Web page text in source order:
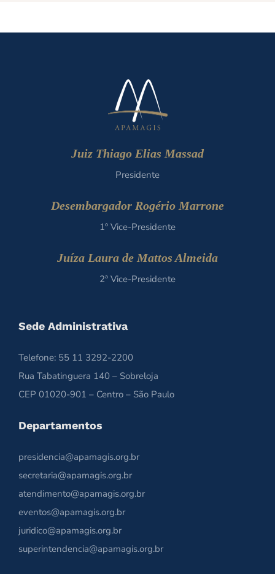
Juiz Thiago Elias Massad
Presidente
Desembargador Rogério Marrone
1º Vice-Presidente
Juíza Laura de Mattos Almeida
2ª Vice-Presidente
Sede Administrativa
Telefone: 55 11 3292-2200
Rua Tabatinguera 140 – Sobreloja
CEP 01020-901 – Centro – São Paulo
Departamentos
presidencia@apamagis.org.br
secretaria@apamagis.org.br
atendimento@apamagis.org.br
eventos@apamagis.org.br
juridico@apamagis.org.br
superintendencia@apamagis.org.br